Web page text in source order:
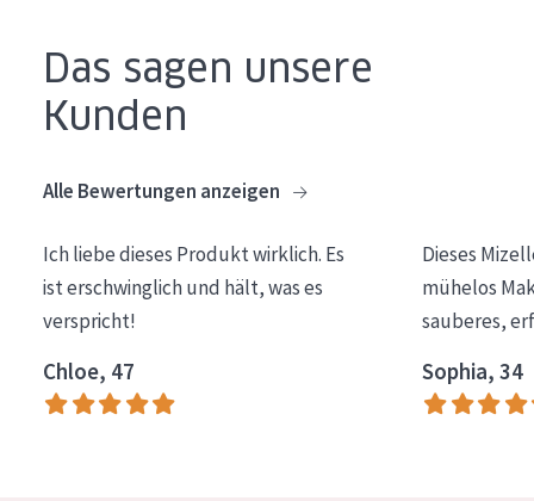
Empfindliche Haut
Normale bis trockene Haut
Reife Haut
Der Sonne ausgesetzte Haut
Jedes alter
Alter: 35 to 55
Das sagen unsere
Kunden
Alle Bewertungen anzeigen
Ich liebe dieses Produkt wirklich. Es
ist erschwinglich und hält, was es
verspricht!
Chloe, 47
Dieses
mühelos
sauberes,
Sophia, 34